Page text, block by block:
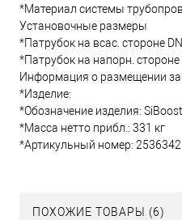
*Материал системы
Установочные размеры
*Патрубок на всас. стороне
*Патрубок на напорн. стороне
Информация о размещении
*Изделие:
*Обозначение изделия:
*Масса нетто прибл.: 331 кг
*Артикульный номер: 2536342
ПОХОЖИЕ ТОВАРЫ (6)